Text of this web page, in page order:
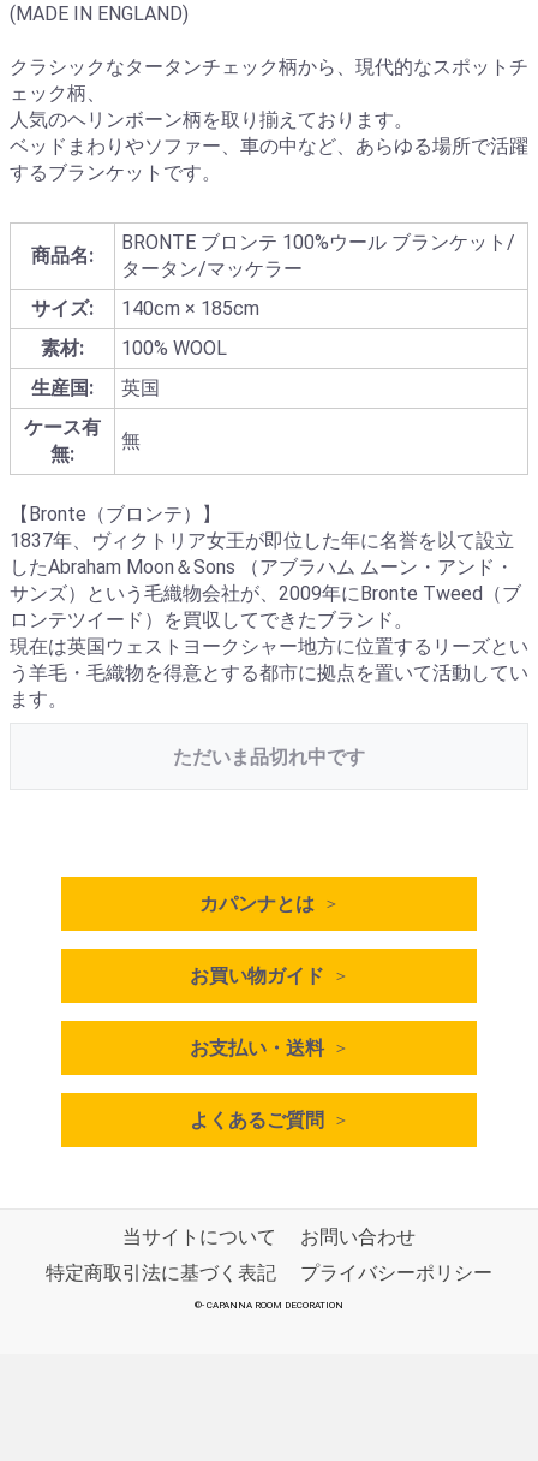
(MADE IN ENGLAND)
クラシックなタータンチェック柄から、現代的なスポットチ
ェック柄、
人気のヘリンボーン柄を取り揃えております。
ベッドまわりやソファー、車の中など、あらゆる場所で活躍
するブランケットです。
商品名:
BRONTE ブロンテ 100%ウール ブランケット/
タータン/マッケラー
サイズ:
140cm × 185cm
素材:
100% WOOL
生産国:
英国
ケース有
無:
無
【Bronte（ブロンテ）】
1837年、ヴィクトリア女王が即位した年に名誉を以て設立
したAbraham Moon＆Sons （アブラハム ムーン・アンド・
サンズ）という毛織物会社が、2009年にBronte Tweed（ブ
ロンテツイード）を買収してできたブランド。
現在は英国ウェストヨークシャー地方に位置するリーズとい
う羊毛・毛織物を得意とする都市に拠点を置いて活動してい
ます。
ただいま品切れ中です
カパンナとは
お買い物ガイド
お支払い・送料
よくあるご質問
当サイトについて
お問い合わせ
特定商取引法に基づく表記
プライバシーポリシー
©- CAPANNA ROOM DECORATION